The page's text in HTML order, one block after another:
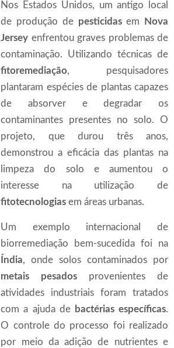
Nos Estados Unidos, um antigo local
de produção de pesticidasem
Nova
Jersey enfrentou graves problemas de
contaminação. Utilizando técnicas de
fitoremediação, pesquisadores
plantaram espécies de plantas capazes
de absorver e degradar os
contaminantes presentes no solo. O
projeto, que durou três anos,
demonstrou a eficácia das plantas na
limpeza do solo e aumentou o
interesse na utilização de
fitotecnologias em áreas urbanas.
Um exemplo internacional de
biorremediação bem-sucedida foi na
Índia, onde solos contaminados por
metais pesados provenientes de
atividades industriais foram tratados
com a ajuda de
bactérias específicas.
O controle do processo foi realizado
por meio da adição de nutrientes e